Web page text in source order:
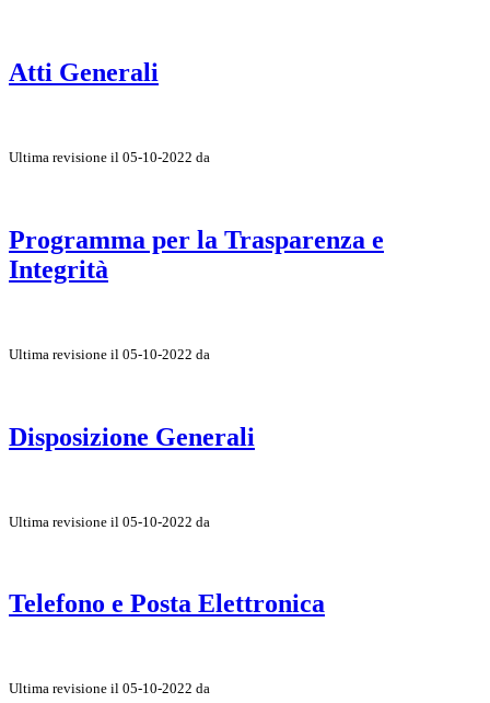
Atti Generali
Ultima revisione il 05-10-2022 da
Programma per la Trasparenza e
Integrità
Ultima revisione il 05-10-2022 da
Disposizione Generali
Ultima revisione il 05-10-2022 da
Telefono e Posta Elettronica
Ultima revisione il 05-10-2022 da